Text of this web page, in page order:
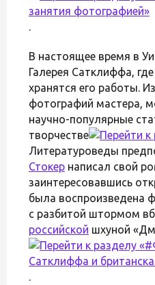
.
В настоящее время в
Галерея Сатклиффа,
хранятся его работы.
фотографий мастера,
научно-популярные
творчестве
Литературоведы
Стокер написал свой
заинтересовавшись
была воспроизведена
с разбитой штормом
российской шхуной
.